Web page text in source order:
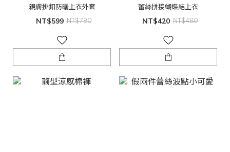
親膚排釦防曬上衣外套
NT$599 NT$780
蕾絲拼接蝴蝶結上衣
NT$420 NT$480